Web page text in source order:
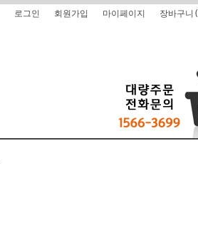
로그인 회원가입 마이페이지 장바구니(